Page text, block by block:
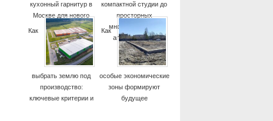
кухонный гарнитур в
Москве для нового
дома
компактной студии до
просторных
многокомнатных
апартаментов
Как
выбрать землю под
производство:
ключевые критерии и
Как
особые экономические
зоны формируют
будущее